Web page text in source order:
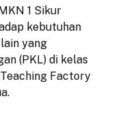
1 Sikur
kebutuhan
yang
(PKL) di kelas
Factory